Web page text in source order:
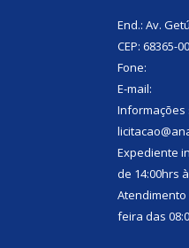
End.: Av.
CEP: 68365-
Fone:
E-mail:
Informações
Expediente
de 14:00hrs
feira das